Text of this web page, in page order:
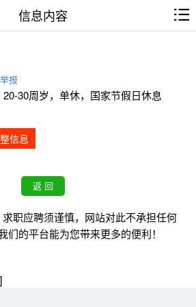
信息内容
举报
30周岁，单休，国家节假日休息
信息
职应聘须谨慎，网站对此不承担任何
们的平台能为您带来更多的便利！
]